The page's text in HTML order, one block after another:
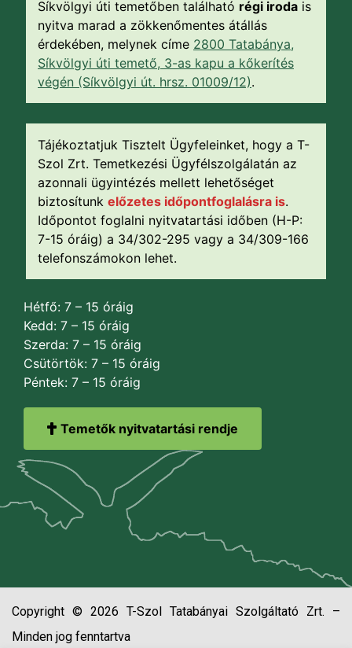
Síkvölgyi úti temetőben található régi iroda is
nyitva marad a zökkenőmentes átállás
érdekében, melynek címe 2800 Tatabánya,
Síkvölgyi úti temető, 3-as kapu a kőkerítés
végén (Síkvölgyi út. hrsz. 01009/12).
Tájékoztatjuk Tisztelt Ügyfeleinket, hogy a T-
Szol Zrt. Temetkezési Ügyfélszolgálatán az
azonnali ügyintézés mellett lehetőséget
biztosítunk előzetes időpontfoglalásra is.
Időpontot foglalni nyitvatartási időben (H-P:
7-15 óráig) a 34/302-295 vagy a 34/309-166
telefonszámokon lehet.
Hétfő: 7 – 15 óráig
Kedd: 7 – 15 óráig
Szerda: 7 – 15 óráig
Csütörtök: 7 – 15 óráig
Péntek: 7 – 15 óráig
Temetők nyitvatartási rendje
Copyright © 2026 T-Szol Tatabányai Szolgáltató Zrt. –
Minden jog fenntartva